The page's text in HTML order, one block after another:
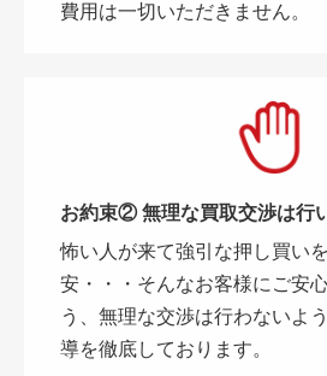
費用は一切いただきません。
お約束② 無理な買取交渉は行
怖い人が来て強引な押し買い
安・・・そんなお客様にご安
う、無理な交渉は行わないよ
導を徹底しております。